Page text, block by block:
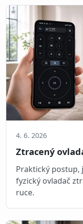
4. 6. 2026
Ztracený
Praktický postup,
fyzický ovladač
ruce.